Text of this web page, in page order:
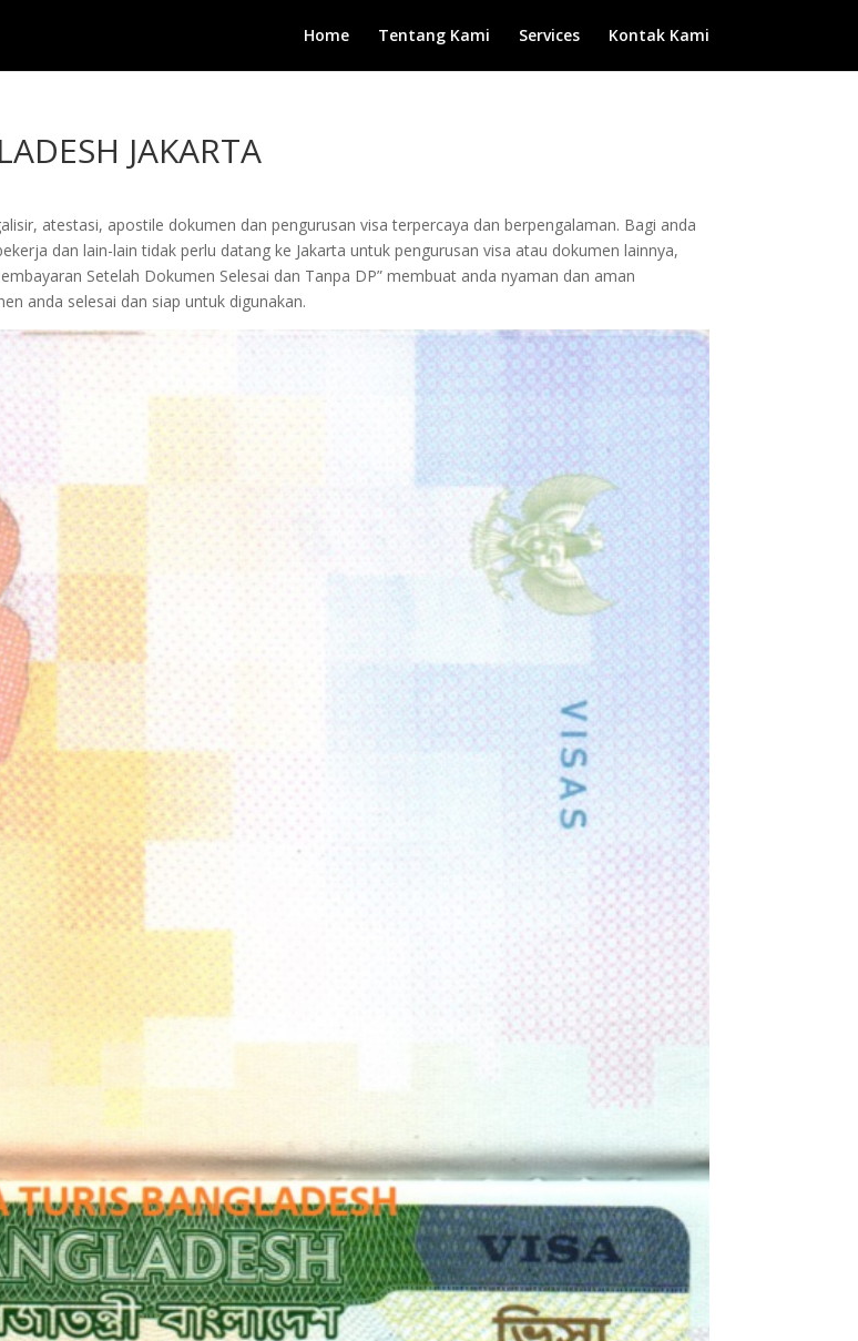
Home Tentang Kami Services Kontak Kami
JAKARTA
atestasi, apostile dokumen dan pengurusan visa terpercaya dan berpengalaman. Bagi anda
dan lain-lain tidak perlu datang ke Jakarta untuk pengurusan visa atau dokumen lainnya,
Setelah Dokumen Selesai dan Tanpa DP” membuat anda nyaman dan aman
anda selesai dan siap untuk digunakan.